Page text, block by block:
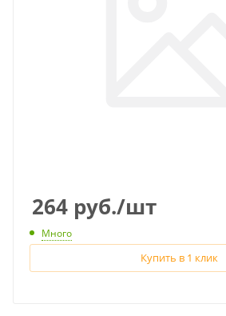
264 руб./шт
Много
Купить в 1 клик